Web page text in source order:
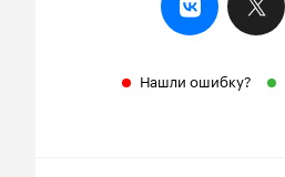
Нашли ошибку?